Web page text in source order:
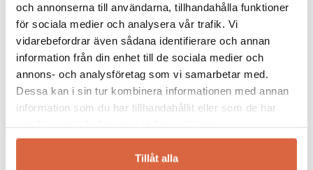
och annonserna till användarna, tillhandahålla funktioner
för sociala medier och analysera vår trafik. Vi
vidarebefordrar även sådana identifierare och annan
information från din enhet till de sociala medier och
annons- och analysföretag som vi samarbetar med.
Dessa kan i sin tur kombinera informationen med annan
information som du har tillhandahållit eller som de har
Tillåt alla
E-post *
Spara mitt namn, min e-postadress och webbplats i
denna webbläsare till nästa gång jag skriver en
kommentar.
Moooi
Utforska vårt utbud av Moooi och deras
lampor, inredning och möbler som är
tillverkade med en tidlös och innovativ
design. I tio år har Moooi inspirerat och
förfört världen med sprudlande och innovativ
och Casper Vissers som namngav sig och